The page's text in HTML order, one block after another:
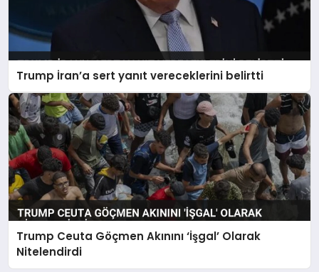
Trump İran’a sert yanıt vereceklerini belirtti
Trump Ceuta Göçmen Akınını ‘İşgal’ Olarak
Nitelendirdi